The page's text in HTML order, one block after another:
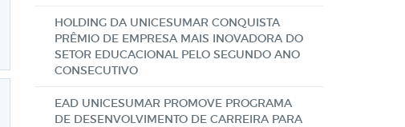
HOLDING DA UNICESUMAR CONQUISTA
PRÊMIO DE EMPRESA MAIS INOVADORA DO
SETOR EDUCACIONAL PELO SEGUNDO ANO
CONSECUTIVO
EAD UNICESUMAR PROMOVE PROGRAMA
DE DESENVOLVIMENTO DE CARREIRA PARA